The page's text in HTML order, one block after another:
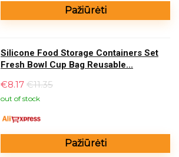
Pažiūrėti
Silicone Food Storage Containers Set
Fresh Bowl Cup Bag Reusable...
€8.17 €11.35
out of stock
Pažiūrėti